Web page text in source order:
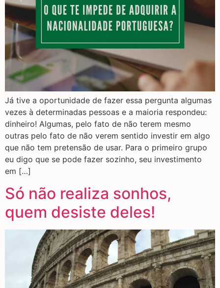
Já tive a oportunidade de fazer essa pergunta algumas
vezes à determinadas pessoas e a maioria respondeu:
dinheiro! Algumas, pelo fato de não terem mesmo
outras pelo fato de não verem sentido investir em algo
que não tem pretensão de usar. Para o primeiro grupo
eu digo que se pode fazer sozinho, seu investimento
em […]
Só não realiza sonhos,
quem desiste deles!